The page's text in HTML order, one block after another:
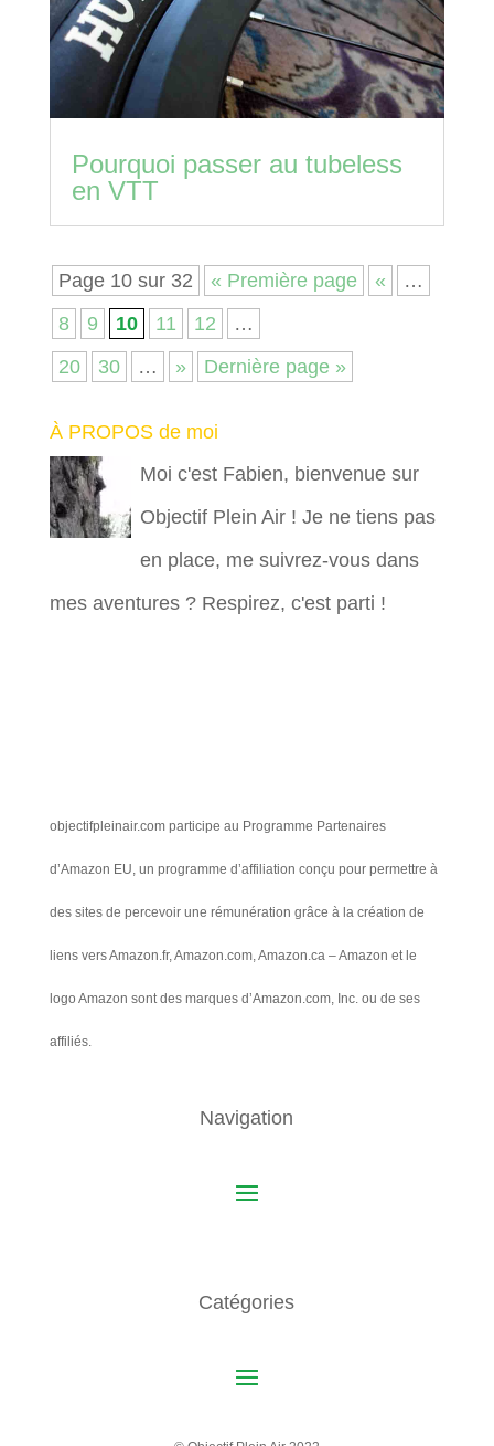
Pourquoi passer au tubeless
en VTT
Page 10 sur 32 « Première page «
…
8
9 10 11 12
…
20
30 … » Dernière page »
À PROPOS de moi
Moi c'est Fabien, bienvenue sur
Objectif Plein Air ! Je ne tiens pas
en place, me suivrez-vous dans
mes aventures ? Respirez, c'est parti !
objectifpleinair.com participe au Programme Partenaires
d’Amazon EU, un programme d’affiliation conçu pour permettre à
des sites de percevoir une rémunération grâce à la création de
liens vers Amazon.fr, Amazon.com, Amazon.ca – Amazon et le
logo Amazon sont des marques d’Amazon.com, Inc. ou de ses
affiliés.
Navigation
Catégories